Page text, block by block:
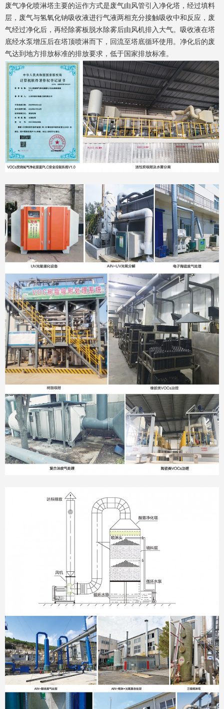
废气净化喷淋塔主要的运作方式是废气由风管引入净化塔，经过填料
层，废气与氢氧化钠吸收液进行气液两相充分接触吸收中和反应，废
气经过净化后，再经除雾板脱水除雾后由风机排入大气。吸收液在塔
底经水泵增压后在塔顶喷淋而下，回流至塔底循环使用。净化后的废
气达到地方排放标准的排放要求，低于国家排放标准。